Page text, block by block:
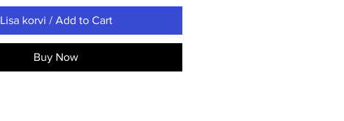
Lisa korvi / Add to Cart
Buy Now